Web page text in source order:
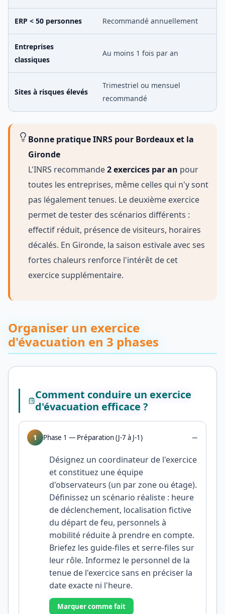
ERP < 50 personnes Recommandé annuellement
Entreprises
classiques
Au moins 1 fois par an
Sites à risques élevés
Trimestriel ou mensuel
recommandé
Bonne pratique INRS pour Bordeaux et la
Gironde
L'INRS recommande2 exercices par an pour
toutes les entreprises, même celles qui n'y sont
pas légalement tenues. Le deuxième exercice
permet de tester des scénarios différents :
effectif réduit, présence de visiteurs, horaires
décalés. En Gironde, la saison estivale avec ses
fortes chaleurs renforce l'intérêt de cet
exercice supplémentaire.
Organiser un exercice
d'évacuation en 3 phases
Comment conduire un exercice
d'évacuation efficace ?
1 Phase 1 — Préparation (J-7 à J-1) −
Désignez un coordinateur de l'exercice
et constituez une équipe
d'observateurs (un par zone ou étage).
Définissez un scénario réaliste : heure
de déclenchement, localisation fictive
du départ de feu, personnels à
mobilité réduite à prendre en compte.
Briefez les guide-files et serre-files sur
leur rôle. Informez le personnel de la
tenue de l'exercice sans en préciser la
date exacte ni l'heure.
Marquer comme fait